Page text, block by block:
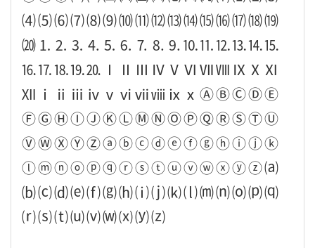
⑷⑸⑹⑺⑻⑼⑽⑾⑿⒀⒁⒂⒃⒄⒅⒆
⒇⒈⒉⒊⒋⒌⒍⒎⒏⒐⒑⒒⒓⒔⒕⒖
⒗⒘⒙⒚⒛ⅠⅡⅢⅣⅤⅥⅦⅧⅨⅩⅪ
ⅫⅰⅱⅲⅳⅴⅵⅶⅷⅸⅹⒶⒷⒸⒹⒺ
ⒻⒼⒽⒾⒿⓀⓁⓂⓃⓄⓅⓆⓇⓈⓉⓊ
ⓋⓌⓍⓎⓏⓐⓑⓒⓓⓔⓕⓖⓗⓘⓙⓚ
ⓛⓜⓝⓞⓟⓠⓡⓢⓣⓤⓥⓦⓧⓨⓩ⒜
⒝⒞⒟⒠⒡⒢⒣⒤⒥⒦⒧⒨⒩⒪⒫⒬
⒭⒮⒯⒰⒱⒲⒳⒴⒵